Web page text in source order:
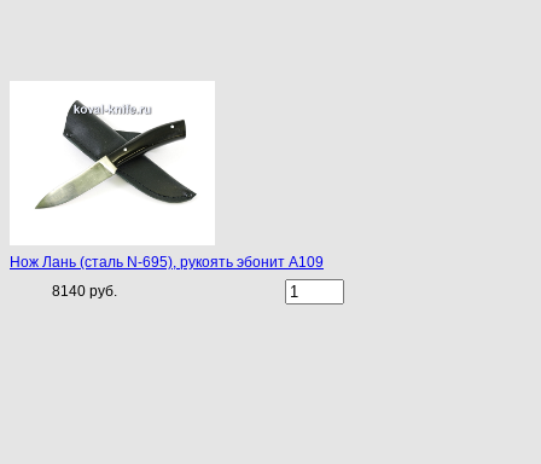
Нож Лань (сталь N-695), рукоять эбонит A109
8140 руб.